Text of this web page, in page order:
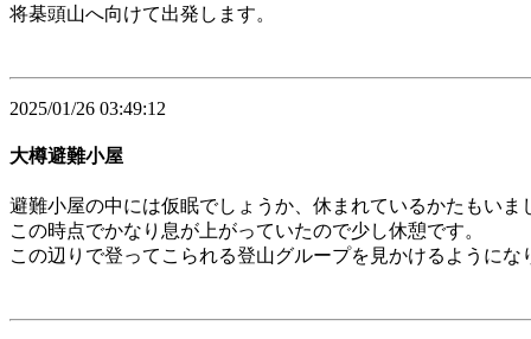
将棊頭山へ向けて出発します。
2025/01/26 03:49:12
大樽避難小屋
避難小屋の中には仮眠でしょうか、休まれているかたもいま
この時点でかなり息が上がっていたので少し休憩です。
この辺りで登ってこられる登山グループを見かけるようにな